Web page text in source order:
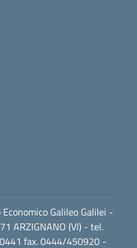
Galileo Galilei -
ARZIGNANO (VI) - tel.
fax. 0444/450920 -